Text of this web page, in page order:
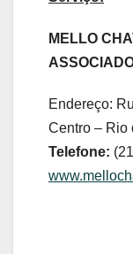
MELLO
Endereço:
Centro – Rio
Telefone: